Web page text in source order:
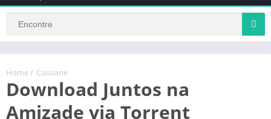
Home / Cassiane
Download Juntos na
Amizade via Torrent